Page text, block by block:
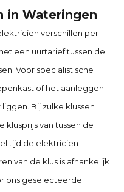
in Wateringen
verschillen per
een uurtarief tussen de
Voor specialistische
of het aanleggen
Bij zulke klussen
van tussen de
tijd de elektricien
van de klus is afhankelijk
ons geselecteerde